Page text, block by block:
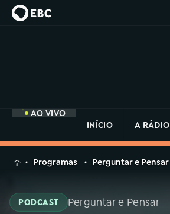
AO VIVO
INÍCIO
A RÁDIO
MENU
na
Rádio
Programas Perguntar e Pensar
PODCAST Perguntar e Pensar